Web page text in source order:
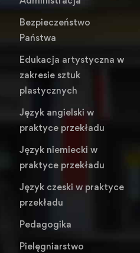
Bezpieczeństwo
Państwa
Edukacja artystyczna w
zakresie sztuk
plastycznych
Język angielski w
praktyce przekładu
Język niemiecki w
praktyce przekładu
Język czeski w praktyce
przekładu
Pedagogika
Pielęgniarstwo